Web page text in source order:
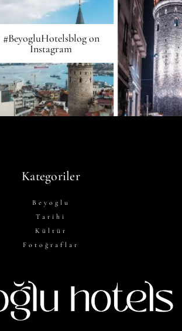
#BeyogluHotelsblog on
Instagram
Kategoriler
Beyoglu
Tarihi
Kültür
Fotoğraflar